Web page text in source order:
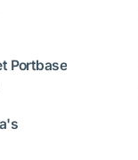
Portbase